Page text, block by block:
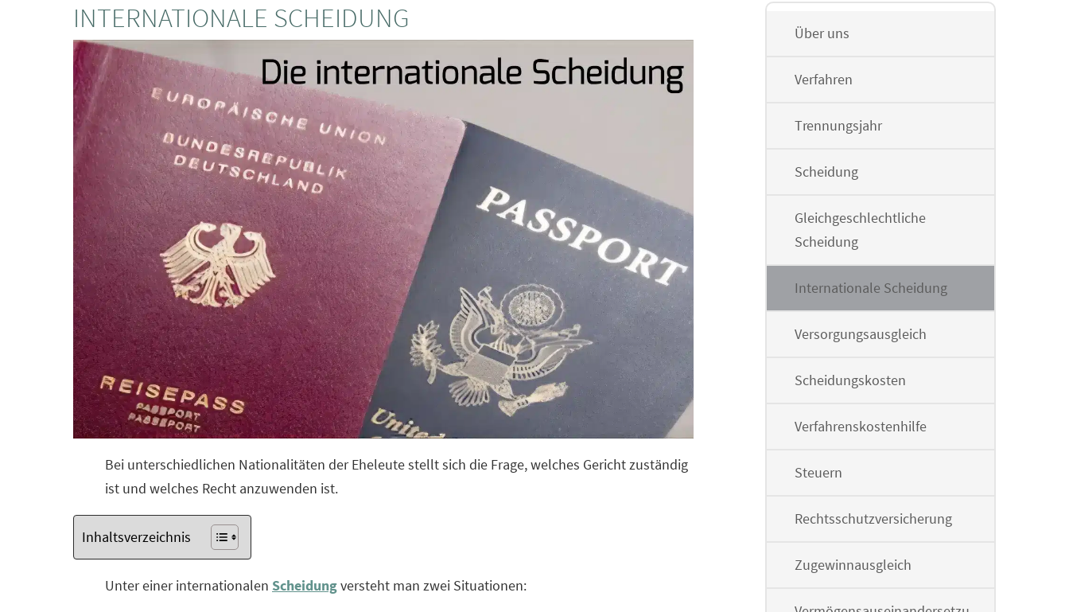
INTERNATIONALE SCHEIDUNG
Bei unterschiedlichen Nationalitäten der Eheleute stellt sich die Frage, welches Gericht zuständig
ist und welches Recht anzuwenden ist.
Inhaltsverzeichnis
Unter einer internationalen Scheidungversteht man zwei Situationen:
Über uns
Verfahren
Trennungsjahr
Scheidung
Gleichgeschlechtliche
Scheidung
Internationale Scheidung
Versorgungsausgleich
Scheidungskosten
Verfahrenskostenhilfe
Steuern
Rechtsschutzversicherung
Zugewinnausgleich